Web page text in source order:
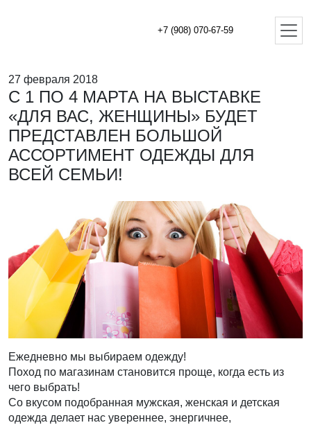
+7 (908) 070-67-59
27 февраля 2018
С 1 ПО 4 МАРТА НА ВЫСТАВКЕ
«ДЛЯ ВАС, ЖЕНЩИНЫ» БУДЕТ
ПРЕДСТАВЛЕН БОЛЬШОЙ
АССОРТИМЕНТ ОДЕЖДЫ ДЛЯ
ВСЕЙ СЕМЬИ!
Ежедневно мы выбираем одежду!
Поход по магазинам становится проще, когда есть из
чего выбрать!
Со вкусом подобранная мужская, женская и детская
одежда делает нас увереннее, энергичнее,